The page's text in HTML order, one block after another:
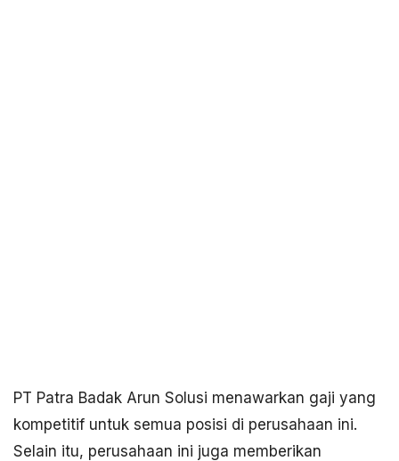
PT Patra Badak Arun Solusi menawarkan gaji yang
kompetitif untuk semua posisi di perusahaan ini.
Selain itu, perusahaan ini juga memberikan